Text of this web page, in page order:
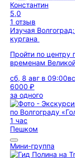
Константин
5,0
1 отзыв
Изучая
кургана
Пройти по центру
временам
сб, 8 авг в 09:00
6000 ₽
за одного
1 час
Пешком
Мини-группа